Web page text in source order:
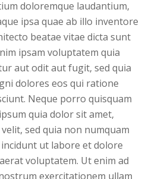
doloremque laudantium,
ipsa quae ab illo inventore
beatae vitae dicta sunt
ipsam voluptatem quia
aut odit aut fugit, sed quia
dolores eos qui ratione
Neque porro quisquam
quia dolor sit amet,
sed quia non numquam
ut labore et dolore
voluptatem. Ut enim ad
exercitationem ullam